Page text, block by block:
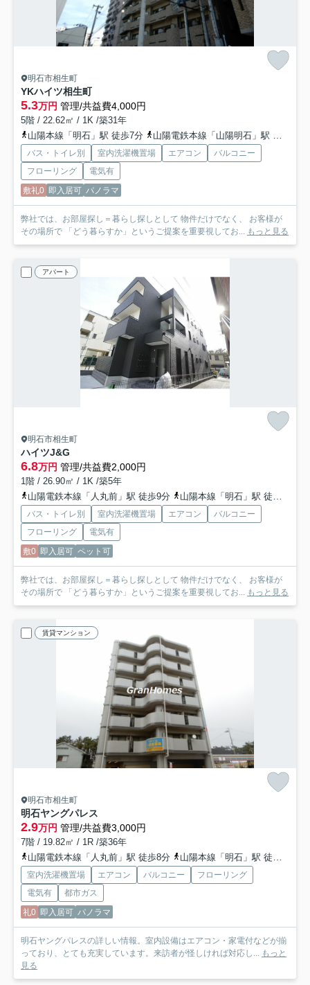
明石市相生町
YKハイツ相生町
5.3万円 管理/共益費4,000円
5階 / 22.62㎡ / 1K /築31年
山陽本線「明石」駅 徒歩7分
山陽電鉄本線「山陽明石」駅 徒歩8分
バス・トイレ別 室内洗濯機置場 エアコン
バルコニー
フローリング
電気有
敷礼0 即入居可 パノラマ
弊社では、お部屋探し＝暮らし探しとして 物件だけでなく、 お客様が
その場所で 「どう暮らすか」というご提案を重要視してお... もっと見る
アパート
明石市相生町
ハイツJ&G
6.8万円 管理/共益費2,000円
1階 / 26.90㎡ / 1K /築5年
山陽電鉄本線「人丸前」駅 徒歩9分
山陽本線「明石」駅 徒歩13分
バス・トイレ別 室内洗濯機置場 エアコン
バルコニー
フローリング
電気有
敷0 即入居可 ペット可
弊社では、お部屋探し＝暮らし探しとして 物件だけでなく、 お客様が
その場所で 「どう暮らすか」というご提案を重要視してお... もっと見る
賃貸マンション
明石市相生町
明石ヤングパレス
2.9万円 管理/共益費3,000円
7階 / 19.82㎡ / 1R /築36年
山陽電鉄本線「人丸前」駅 徒歩8分
山陽本線「明石」駅 徒歩10分
室内洗濯機置場 エアコン バルコニー
フローリング
電気有
都市ガス
礼0 即入居可 パノラマ
明石ヤングパレスの詳しい情報。室内設備はエアコン・家電付などが揃
っており、とても充実しています。来訪者が怪しければ対応し... もっと
見る